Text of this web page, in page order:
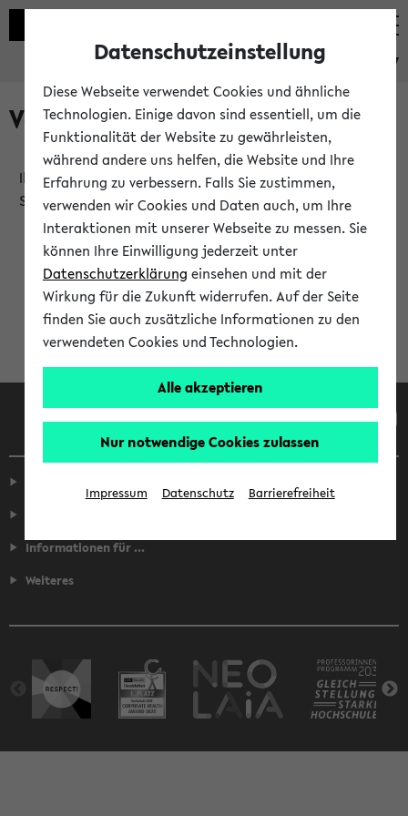
eKVV
Verlauf
Ihr Verlauf ist leer. Er wird sich im Verlauf Ihrer eKVV
Sitzung füllen.
Informationen für ...
Weiteres
Datenschutzeinstellung
Diese Webseite verwendet Cookies und ähnliche
Technologien. Einige davon sind essentiell, um die
Funktionalität der Website zu gewährleisten,
während andere uns helfen, die Website und Ihre
Erfahrung zu verbessern. Falls Sie zustimmen,
verwenden wir Cookies und Daten auch, um Ihre
Interaktionen mit unserer Webseite zu messen. Sie
können Ihre Einwilligung jederzeit unter
Datenschutzerklärung einsehen und mit der
Wirkung für die Zukunft widerrufen. Auf der Seite
finden Sie auch zusätzliche Informationen zu den
verwendeten Cookies und Technologien.
Alle akzeptieren
Nur notwendige Cookies zulassen
Impressum Datenschutz Barrierefreiheit